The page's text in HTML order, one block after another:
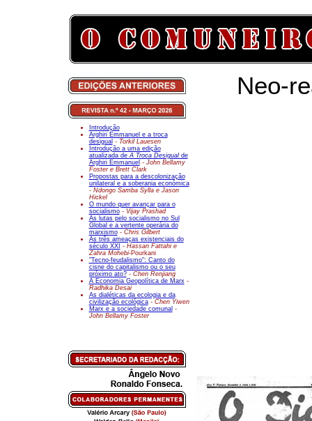
Introdução
Arghiri Emmanuel e a troca
desigual - Torkil Lauesen
Introdução a uma edição
atualizada deA Troca Desigualde
Arghiri Emmanuel - John Bellamy
Foster e Brett Clark
Propostas para a descolonização
unilateral e a soberania económica
- Ndongo Samba Sylla e Jason
Hickel
O mundo quer avançar para o
socialismo- Vijay Prashad
As lutas pelo socialismo no Sul
Global e a vertente operária do
marxismo- Chris Gilbert
As três ameaças existenciais do
século XXI - Hassan Fattahi e
Zahra Mohebi-Pourkani
"Tecno-feudalismo": Canto do
cisne do capitalismo ou o seu
próximo ato? - Chen Renjiang
A Economia Geopolítica de Marx-
Radhika Desai
As dialéticas da ecologia e da
civilização ecológica - Chen Yiwen
Marx e a sociedade comunal -
John Bellamy Foster
Neo-